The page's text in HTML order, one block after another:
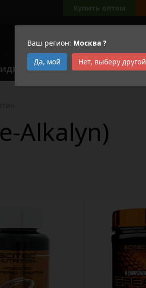
Ваш регион: Москва ?
Да, мой
Нет, выберу другой
Купить оптом
АКЦИИ
Alkalyn)